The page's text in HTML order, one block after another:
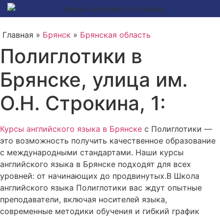
Главная » Брянск » Брянская область
Полиглотики в
Брянске, улица им.
О.Н. Строкина, 1:
Курсы английского языка в Брянске с Полиглотики —
это возможность получить качественное образование
с международными стандартами. Наши курсы
английского языка в Брянске подходят для всех
уровней: от начинающих до продвинутых.В Школа
английского языка Полиглотики вас ждут опытные
преподаватели, включая носителей языка,
современные методики обучения и гибкий график